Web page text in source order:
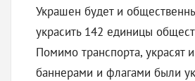
Украшен будет и
украсить 142 единицы
Помимо транспорта,
баннерами и флагами были